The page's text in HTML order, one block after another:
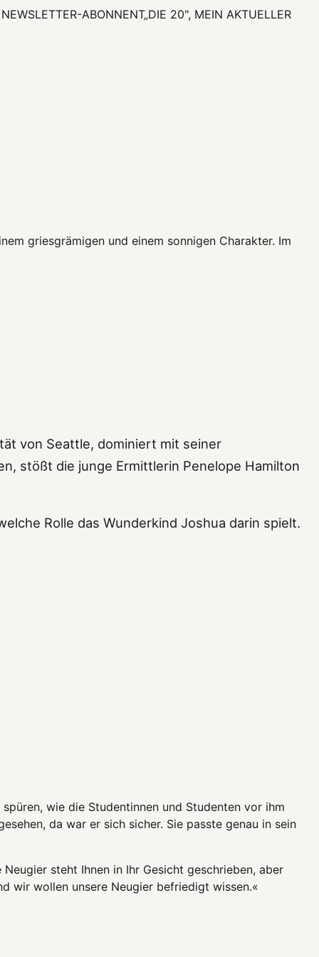
ABONNENT„DIE 20", MEIN AKTUELLER
griesgrämigen und einem sonnigen Charakter. Im
von Seattle, dominiert mit seiner
stößt die junge Ermittlerin Penelope Hamilton
Rolle das Wunderkind Joshua darin spielt.
wie die Studentinnen und Studenten vor ihm
da war er sich sicher. Sie passte genau in sein
steht Ihnen in Ihr Gesicht geschrieben, aber
wir wollen unsere Neugier befriedigt wissen.«